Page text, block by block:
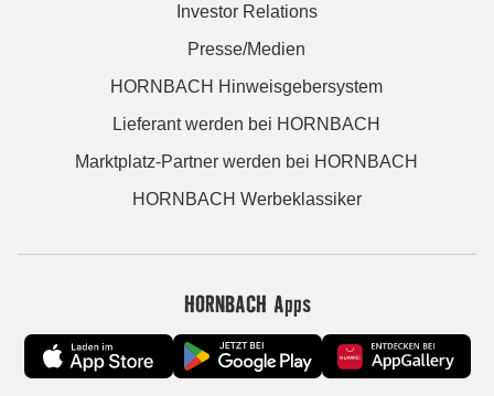
Investor Relations
Presse/Medien
HORNBACH Hinweisgebersystem
Lieferant werden bei HORNBACH
Marktplatz-Partner werden bei HORNBACH
HORNBACH Werbeklassiker
HORNBACH Apps